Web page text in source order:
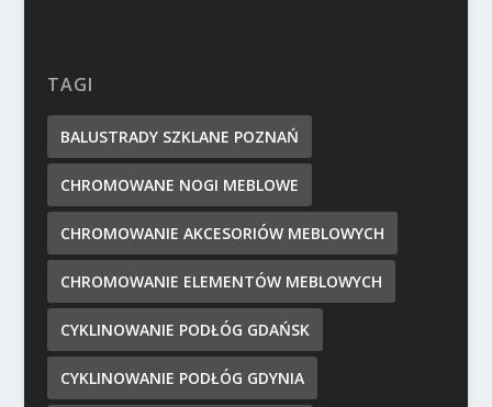
TAGI
BALUSTRADY SZKLANE POZNAŃ
CHROMOWANE NOGI MEBLOWE
CHROMOWANIE AKCESORIÓW MEBLOWYCH
CHROMOWANIE ELEMENTÓW MEBLOWYCH
CYKLINOWANIE PODŁÓG GDAŃSK
CYKLINOWANIE PODŁÓG GDYNIA